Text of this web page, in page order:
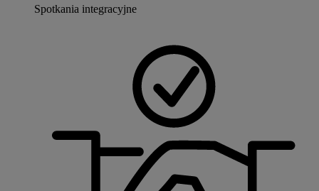
Spotkania integracyjne